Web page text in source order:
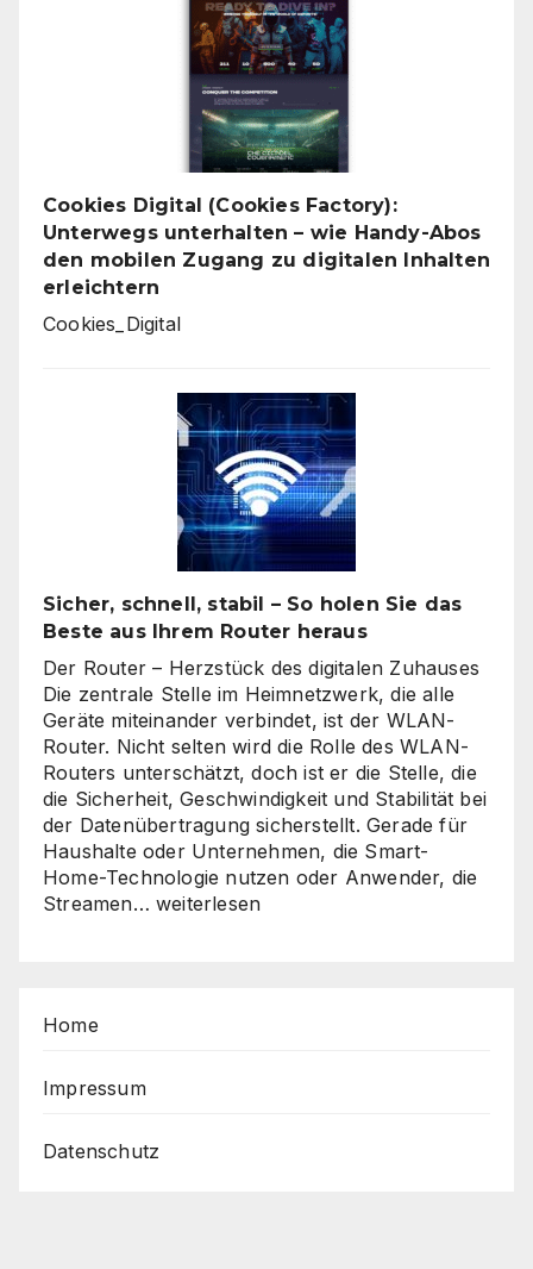
Cookies Digital (Cookies Factory):
Unterwegs unterhalten – wie Handy-Abos
den mobilen Zugang zu digitalen Inhalten
erleichtern
Cookies_Digital
Sicher, schnell, stabil – So holen Sie das
Beste aus Ihrem Router heraus
Der Router – Herzstück des digitalen Zuhauses
Die zentrale Stelle im Heimnetzwerk, die alle
Geräte miteinander verbindet, ist der WLAN-
Router. Nicht selten wird die Rolle des WLAN-
Routers unterschätzt, doch ist er die Stelle, die
die Sicherheit, Geschwindigkeit und Stabilität bei
der Datenübertragung sicherstellt. Gerade für
Haushalte oder Unternehmen, die Smart-
Home-Technologie nutzen oder Anwender, die
Streamen… Sicher,
Ihrem
weiterlesen
Home
Impressum
Datenschutz